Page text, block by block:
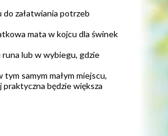
załatwiania potrzeb
mata w kojcu dla świnek
runa lub w wybiegu, gdzie
samym małym miejscu,
będzie większa